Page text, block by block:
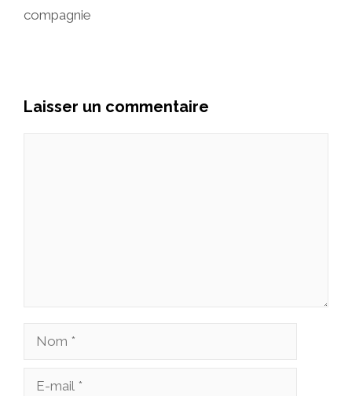
compagnie
Laisser un commentaire
Nom